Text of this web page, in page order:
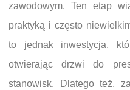
zawodowym. Ten etap
praktyką i często
to jednak inwestycja,
otwierając drzwi do
stanowisk. Dlatego też,